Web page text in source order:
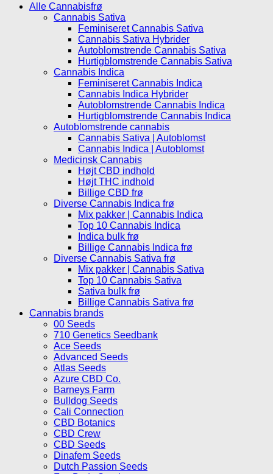
Alle Cannabisfrø
Cannabis Sativa
Feminiseret Cannabis Sativa
Cannabis Sativa Hybrider
Autoblomstrende Cannabis Sativa
Hurtigblomstrende Cannabis Sativa
Cannabis Indica
Feminiseret Cannabis Indica
Cannabis Indica Hybrider
Autoblomstrende Cannabis Indica
Hurtigblomstrende Cannabis Indica
Autoblomstrende cannabis
Cannabis Sativa | Autoblomst
Cannabis Indica | Autoblomst
Medicinsk Cannabis
Højt CBD indhold
Højt THC indhold
Billige CBD frø
Diverse Cannabis Indica frø
Mix pakker | Cannabis Indica
Top 10 Cannabis Indica
Indica bulk frø
Billige Cannabis Indica frø
Diverse Cannabis Sativa frø
Mix pakker | Cannabis Sativa
Top 10 Cannabis Sativa
Sativa bulk frø
Billige Cannabis Sativa frø
Cannabis brands
00 Seeds
710 Genetics Seedbank
Ace Seeds
Advanced Seeds
Atlas Seeds
Azure CBD Co.
Barneys Farm
Bulldog Seeds
Cali Connection
CBD Botanics
CBD Crew
CBD Seeds
Dinafem Seeds
Dutch Passion Seeds